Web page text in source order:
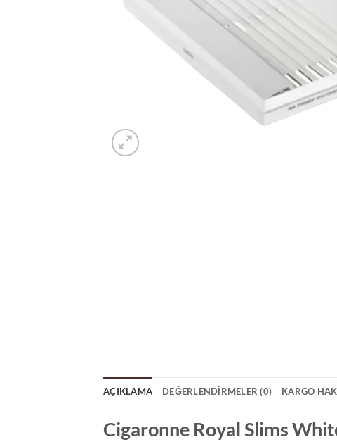
AÇIKLAMA DEĞERLENDIRMELER (0) KARGO
Cigaronne Royal Slims